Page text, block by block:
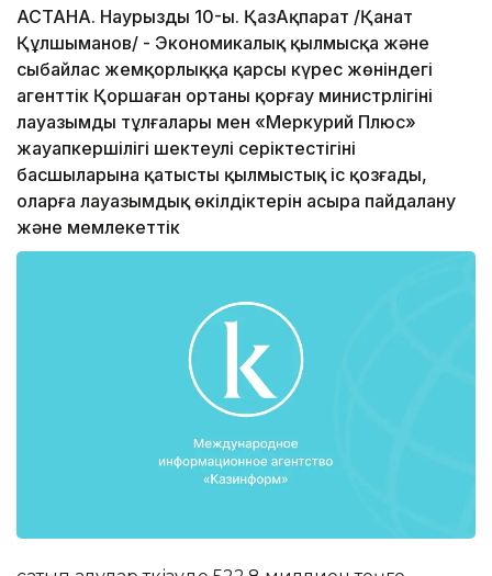
АСТАНА. Наурыздың 10-ы. ҚазАқпарат /Қанат
Құлшыманов/ - Экономикалық қылмысқа және
сыбайлас жемқорлыққа қарсы күрес жөніндегі
агенттік Қоршаған ортаны қорғау министрлігінің
лауазымды тұлғалары мен «Меркурий Плюс»
жауапкершілігі шектеулі серіктестігінің
басшыларына қатысты қылмыстық іс қозғады,
оларға лауазымдық өкілдіктерін асыра пайдалану
және мемлекеттік